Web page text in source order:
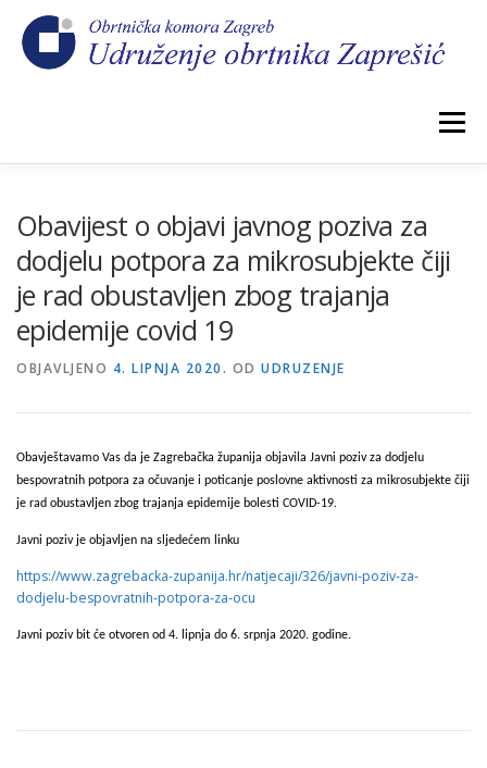
sadržaj
Izbornik
O NAMA CEHOVI KOMORSKI DOPRINOS
GALERIJA KONTAKT
Obavijest o objavi javnog poziva za
dodjelu potpora za mikrosubjekte čiji
je rad obustavljen zbog trajanja
epidemije covid 19
OBJAVLJENO 4. LIPNJA 2020. OD UDRUZENJE
Obavještavamo Vas da je Zagrebačka županija objavila Javni poziv za dodjelu
bespovratnih potpora za očuvanje i poticanje poslovne aktivnosti za mikrosubjekte čiji
je rad obustavljen zbog trajanja epidemije bolesti COVID-19.
Javni poziv je objavljen na sljedećem linku
https://www.zagrebacka-zupanija.hr/natjecaji/326/javni-poziv-za-
dodjelu-bespovratnih-potpora-za-ocu
Javni poziv bit će otvoren od 4. lipnja do 6. srpnja 2020. godine.